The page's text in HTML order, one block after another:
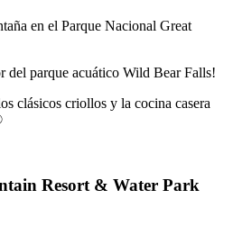
en el Parque Nacional Great
del parque acuático Wild Bear Falls!
clásicos criollos y la cocina casera
Resort & Water Park